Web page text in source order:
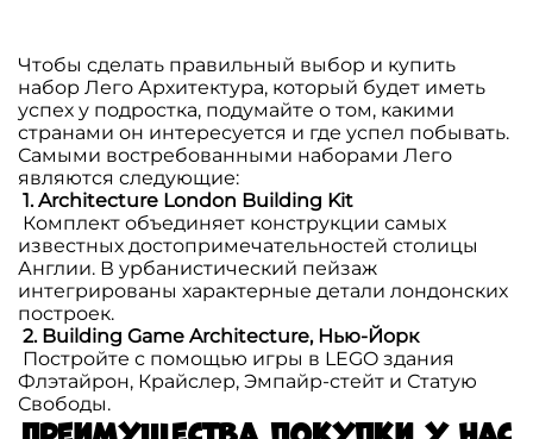
Чтобы сделать правильный выбор и купить
набор Лего Архитектура, который будет иметь
успех у подростка, подумайте о том, какими
странами он интересуется и где успел побывать.
Самыми востребованными наборами Лего
являются следующие:
1. Architecture London Building Kit
Комплект объединяет конструкции самых
известных достопримечательностей столицы
Англии. В урбанистический пейзаж
интегрированы характерные детали лондонских
построек.
2. Building Game Architecture, Нью-Йорк
Постройте с помощью игры в LEGO здания
Флэтайрон, Крайслер, Эмпайр-стейт и Статую
Свободы.